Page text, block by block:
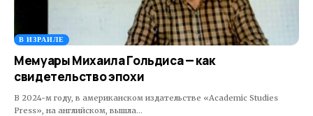
В ИЗРАИЛЕ
Мемуары Михаила Гольдиса — как
свидетельство эпохи
В 2024-м году, в американском издательстве «Academic Studies
Press», на английском, вышла…